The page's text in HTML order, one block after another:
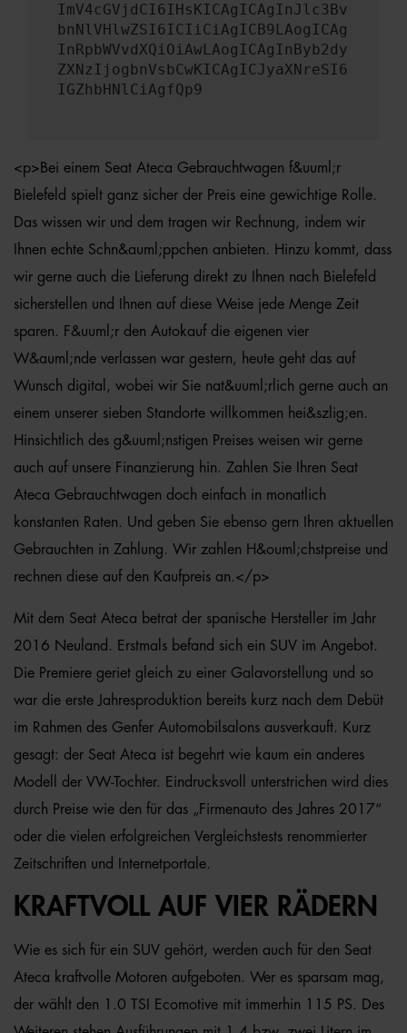
ImV4cGVjdCI6IHsKICAgICAgInJlc3Bv
bnNlVHlwZSI6ICIiCiAgICB9LAogICAg
InRpbWVvdXQiOiAwLAogICAgInByb2dy
ZXNzIjogbnVsbCwKICAgICJyaXNreSI6
IGZhbHNlCiAgfQp9
<p>Bei einem Seat Ateca Gebrauchtwagen f&uuml;r
Bielefeld spielt ganz sicher der Preis eine gewichtige Rolle.
Das wissen wir und dem tragen wir Rechnung, indem wir
Ihnen echte Schn&auml;ppchen anbieten. Hinzu kommt, dass
wir gerne auch die Lieferung direkt zu Ihnen nach Bielefeld
sicherstellen und Ihnen auf diese Weise jede Menge Zeit
sparen. F&uuml;r den Autokauf die eigenen vier
W&auml;nde verlassen war gestern, heute geht das auf
Wunsch digital, wobei wir Sie nat&uuml;rlich gerne auch an
einem unserer sieben Standorte willkommen hei&szlig;en.
Hinsichtlich des g&uuml;nstigen Preises weisen wir gerne
auch auf unsere Finanzierung hin. Zahlen Sie Ihren Seat
Ateca Gebrauchtwagen doch einfach in monatlich
konstanten Raten. Und geben Sie ebenso gern Ihren aktuellen
Gebrauchten in Zahlung. Wir zahlen H&ouml;chstpreise und
rechnen diese auf den Kaufpreis an.</p>
Mit dem Seat Ateca betrat der spanische Hersteller im Jahr
2016 Neuland. Erstmals befand sich ein SUV im Angebot.
Die Premiere geriet gleich zu einer Galavorstellung und so
war die erste Jahresproduktion bereits kurz nach dem Debüt
im Rahmen des Genfer Automobilsalons ausverkauft. Kurz
gesagt: der Seat Ateca ist begehrt wie kaum ein anderes
Modell der VW-Tochter. Eindrucksvoll unterstrichen wird dies
durch Preise wie den für das „Firmenauto des Jahres 2017“
oder die vielen erfolgreichen Vergleichstests renommierter
Zeitschriften und Internetportale.
KRAFTVOLL AUF VIER RÄDERN
Wie es sich für ein SUV gehört, werden auch für den Seat
Ateca kraftvolle Motoren aufgeboten. Wer es sparsam mag,
der wählt den 1.0 TSI Ecomotive mit immerhin 115 PS. Des